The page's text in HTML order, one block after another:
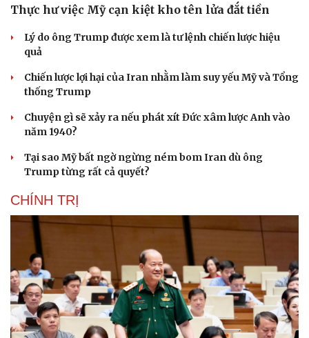
Thực hư việc Mỹ cạn kiệt kho tên lửa đắt tiền
Lý do ông Trump được xem là tư lệnh chiến lược hiệu
quả
Chiến lược lợi hại của Iran nhằm làm suy yếu Mỹ và Tổng
thống Trump
Chuyện gì sẽ xảy ra nếu phát xít Đức xâm lược Anh vào
năm 1940?
Tại sao Mỹ bất ngờ ngừng ném bom Iran dù ông
Trump từng rất cả quyết?
CHÍNH TRỊ